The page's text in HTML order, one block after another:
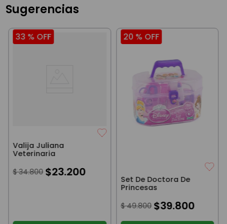
Sugerencias
33 % OFF
Valija Juliana
Veterinaria
$ 34.800 $23.200
20 % OFF
Set De Doctora De
Princesas
$ 49.800 $39.800